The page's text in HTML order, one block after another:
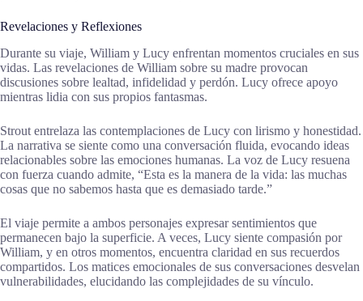
Revelaciones y Reflexiones
Durante su viaje, William y Lucy enfrentan momentos cruciales en sus
vidas. Las revelaciones de William sobre su madre provocan
discusiones sobre lealtad, infidelidad y perdón. Lucy ofrece apoyo
mientras lidia con sus propios fantasmas.
Strout entrelaza las contemplaciones de Lucy con lirismo y honestidad.
La narrativa se siente como una conversación fluida, evocando ideas
relacionables sobre las emociones humanas. La voz de Lucy resuena
con fuerza cuando admite, “Esta es la manera de la vida: las muchas
cosas que no sabemos hasta que es demasiado tarde.”
El viaje permite a ambos personajes expresar sentimientos que
permanecen bajo la superficie. A veces, Lucy siente compasión por
William, y en otros momentos, encuentra claridad en sus recuerdos
compartidos. Los matices emocionales de sus conversaciones desvelan
vulnerabilidades, elucidando las complejidades de su vínculo.